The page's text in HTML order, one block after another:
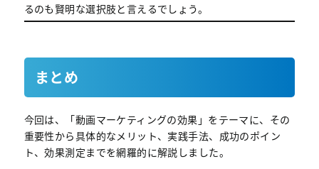
るのも賢明な選択肢と言えるでしょう。
まとめ
今回は、「動画マーケティングの効果」をテーマに、その
重要性から具体的なメリット、実践手法、成功のポイン
ト、効果測定までを網羅的に解説しました。